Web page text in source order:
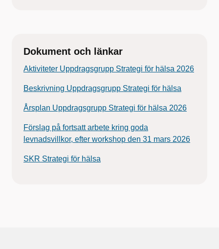
Dokument och länkar
Aktiviteter Uppdragsgrupp Strategi för hälsa 2026
Beskrivning Uppdragsgrupp Strategi för hälsa
Årsplan Uppdragsgrupp Strategi för hälsa 2026
Förslag på fortsatt arbete kring goda
levnadsvillkor, efter workshop den 31 mars 2026
SKR Strategi för hälsa